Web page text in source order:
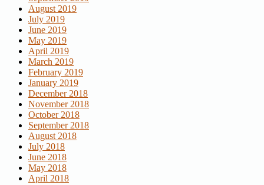
August 2019
July 2019
June 2019
May 2019
April 2019
March 2019
February 2019
January 2019
December 2018
November 2018
October 2018
September 2018
August 2018
July 2018
June 2018
May 2018
April 2018